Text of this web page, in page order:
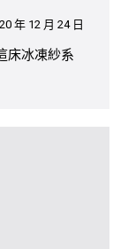
年 12 月 24 日
床冰凍紗系